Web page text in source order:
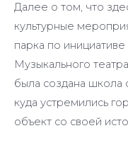
Далее о том, что
культурные
парка по
Музыкального
была создана школа
куда устремились
объект со своей